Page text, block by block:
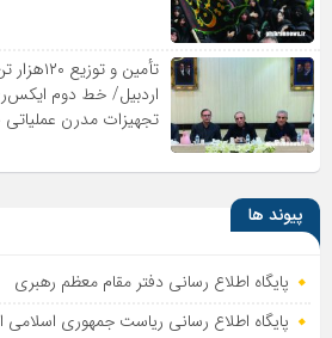
تأمین و
اردبیل/ خط دوم
تجهیزات مدرن
پیوند ها
پایگاه اطلاع رسانی دفتر مقام معظم رهبری
پایگاه اطلاع‌ رسانی ریاست‌ جمهوری اسلامی